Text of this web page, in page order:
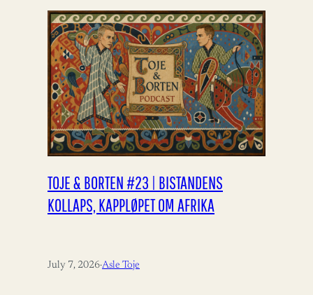
TOJE & BORTEN #23 | BISTANDENS
KOLLAPS, KAPPLØPET OM AFRIKA
July 7, 2026·Asle Toje